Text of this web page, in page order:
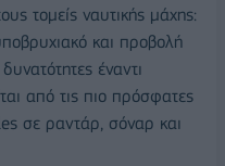
τομείς ναυτικής μάχης:
και προβολή
έναντι
από τις πιο πρόσφατες
σε ραντάρ, σόναρ και